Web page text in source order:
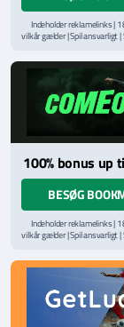
Indeholder reklamelinks |
vilkår gælder | Spil ansvarligt
hjælpelinje på
100% bonus up
BESØG
Indeholder reklamelinks |
vilkår gælder | Spil ansvarligt
hjælpelinje på
Læs vilkår og